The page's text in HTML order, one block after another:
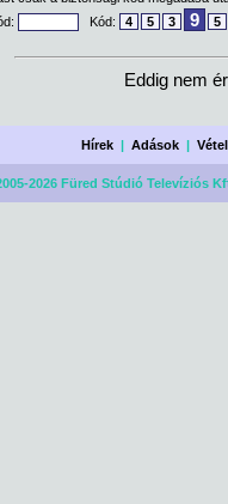
Kód: 4 5 3 9 5
Eddig nem
Hírek |Adások |
2026 Füred Stúdió Televíziós